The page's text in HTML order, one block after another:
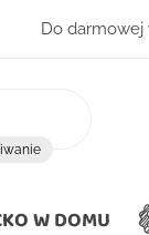
Do darmowej
W DOMU